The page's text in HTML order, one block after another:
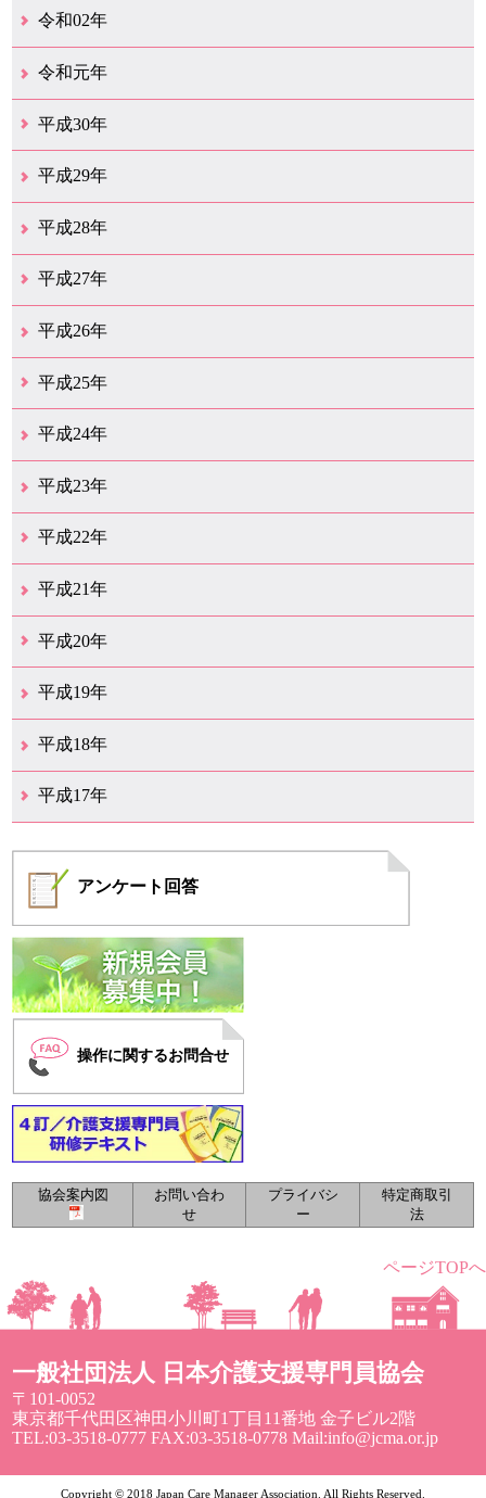
12月（1）
9月（2）
8月（7）
7月（3）
4月（1）
3月（1）
2月（1）
1月（2）
令和02年
12月（4）
11月（1）
4月（1）
3月（1）
2月（13）
1月（1）
令和元年
12月（1）
10月（2）
9月（1）
7月（11）
6月（24）
5月（13）
4月（46）
3月（21）
2月（10）
1月（4）
平成30年
12月（25）
11月（13）
10月（18）
9月（17）
8月（18）
7月（54）
6月（17）
5月（16）
4月（29）
3月（41）
2月（16）
1月（15）
平成29年
12月（22）
11月（11）
10月（22）
9月（31）
8月（20）
7月（26）
6月（6）
5月（13）
4月（10）
3月（10）
2月（5）
1月（6）
平成28年
12月（15）
11月（12）
10月（12）
9月（21）
8月（11）
7月（18）
6月（16）
5月（27）
4月（49）
3月（37）
2月（12）
1月（9）
平成27年
12月（23）
11月（12）
10月（11）
9月（15）
8月（4）
7月（11）
6月（20）
5月（14）
4月（27）
3月（30）
2月（18）
1月（11）
平成26年
12月（13）
11月（12）
10月（13）
9月（16）
8月（17）
7月（11）
6月（13）
5月（5）
4月（15）
3月（16）
2月（15）
1月（11）
平成25年
12月（18）
11月（8）
10月（12）
9月（12）
8月（10）
7月（11）
6月（10）
5月（10）
4月（13）
3月（15）
2月（17）
1月（9）
平成24年
12月（11）
11月（9）
10月（9）
9月（13）
8月（7）
7月（11）
6月（10）
5月（14）
4月（9）
3月（17）
2月（6）
1月（20）
平成23年
12月（14）
11月（17）
10月（24）
9月（16）
8月（18）
7月（12）
6月（15）
5月（19）
4月（20）
3月（13）
2月（6）
1月（4）
平成22年
12月（10）
11月（19）
10月（17）
9月（26）
8月（19）
7月（14）
6月（13）
5月（10）
4月（12）
3月（25）
2月（14）
1月（14）
平成21年
12月（11）
11月（9）
10月（15）
9月（9）
8月（11）
7月（19）
6月（16）
5月（12）
4月（29）
3月（20）
2月（12）
1月（4）
平成20年
12月（20）
11月（11）
10月（18）
9月（10）
8月（9）
7月（14）
6月（15）
5月（11）
4月（9）
3月（14）
2月（8）
1月（5）
平成19年
12月（11）
11月（10）
10月（6）
9月（3）
8月（6）
7月（6）
6月（4）
5月（11）
4月（9）
3月（10）
2月（8）
1月（6）
平成18年
12月（11）
11月（7）
10月（5）
9月（6）
8月（9）
7月（9）
6月（18）
5月（13）
4月（14）
3月（21）
2月（10）
1月（9）
平成17年
アンケート 回答
操作に関するお問合せ
ページTOPへ
一般社団法人 日本介護支援専門員協会
〒101-0052
東京都千代田区神田小川町1丁目11番地 金子ビル2階
TEL:03-3518-0777 FAX:03-3518-0778 Mail:info@jcma.or.jp
Copyright © 2018 Japan Care Manager Association. All Rights Reserved.
協会案内図
お問い合わ
せ
プライバシ
ー
特定商取引
法